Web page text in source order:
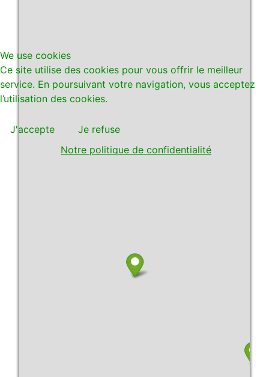
We use cookies
Ce site utilise des cookies pour vous offrir le meilleur
service. En poursuivant votre navigation, vous acceptez
l’utilisation des cookies.
J'accepte
Je refuse
Notre politique de confidentialité